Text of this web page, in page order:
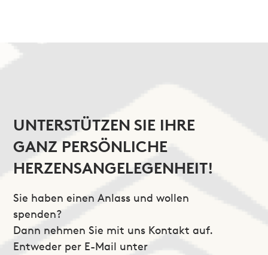
UNTERSTÜTZEN SIE IHRE
GANZ PERSÖNLICHE
HERZENSANGELEGENHEIT!
Sie haben einen Anlass und wollen
spenden?
Dann nehmen Sie mit uns Kontakt auf.
Entweder per E-Mail unter